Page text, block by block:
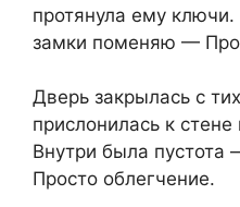
протянула ему
замки поменяю —
Дверь закрылась с
прислонилась к стене
Внутри была пустота
Просто облегчение.